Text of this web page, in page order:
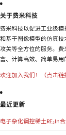
关于费米科技
费米科技以促进工业级
和基于图像模型的仿真
攻关等全方位的服务。
富、计算高效、简单易用
欢迎加入我们！（点击链
最近更新
电子杂化调控稀土RE₂In